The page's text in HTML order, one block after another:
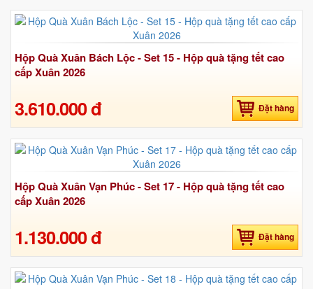
Hộp Quà Xuân Bách Lộc - Set 15 - Hộp quà tặng tết cao
cấp Xuân 2026
3.610.000 đ Đặt hàng
Hộp Quà Xuân Vạn Phúc - Set 17 - Hộp quà tặng tết cao
cấp Xuân 2026
1.130.000 đ Đặt hàng